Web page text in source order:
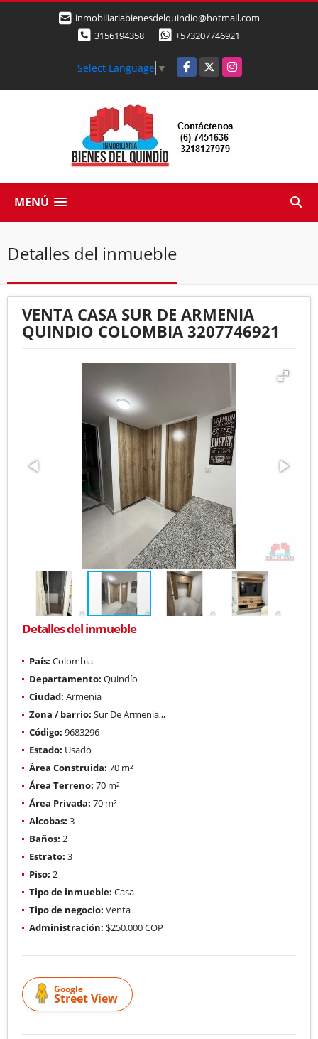
inmobiliariabienesdelquindio@hotmail.com
3156194358
+573207746921
Select Language ▼ Facebook
X Instagram
MENÚ
Detalles del inmueble
VENTA CASA SUR DE ARMENIA
QUINDIO COLOMBIA 3207746921
Detalles del inmueble
País: Colombia
Departamento: Quindío
Ciudad: Armenia
Zona / barrio: Sur De Armenia,,,
Código: 9683296
Estado: Usado
Área Construida: 70 m²
Área Terreno: 70 m²
Área Privada: 70 m²
Alcobas: 3
Baños: 2
Estrato: 3
Piso: 2
Tipo de inmueble: Casa
Tipo de negocio: Venta
Administración: $250.000 COP
Google
Street View